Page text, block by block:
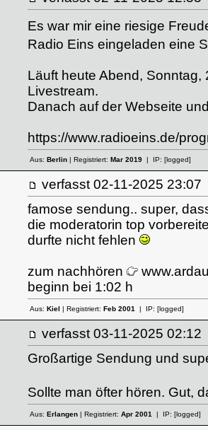
Es war mir eine riesige
Radio Eins eingeladen eine
Läuft heute Abend, Sonntag,
Livestream.
Danach auf der Webseite
https://www.radioeins.de/
Aus: Berlin| Registriert: Mar 2019| IP: [logged]
verfasst 02-11-2025
famose sendung.. super,
die moderatorin top
durfte nicht fehlen
zum nachhören
beginn bei 1:02 h
Aus: Kiel | Registriert: Feb 2001| IP: [logged]
verfasst 03-11-2025
Großartige Sendung und
Sollte man öfter hören. Gut,
Aus: Erlangen| Registriert: Apr 2001| IP: [logged]